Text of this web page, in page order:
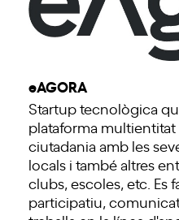
eAGORA
Startup tecnològica
plataforma
ciutadania amb les
locals i també altres
clubs, escoles, etc. Es
participatiu,